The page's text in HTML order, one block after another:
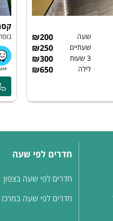
שעה ₪200
שעתיים ₪250
3 שעות ₪300
לילה ₪650
חדרים לפי שעה
חדרים לפי שעה בצפון
חדרים לפי שעה במרכז